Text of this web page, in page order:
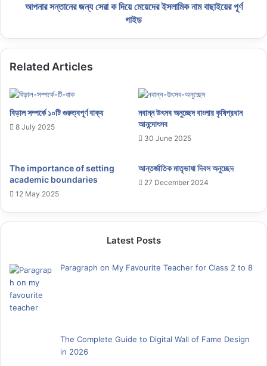
আপনার সন্তানের জন্য সেরা ক দিয়ে মেয়েদের ইসলামিক নাম বাছাইয়ের পূর্ণ
গাইড
Related Articles
বিড়াল সম্পর্কে ১০টি গুরুত্বপূর্ণ বাক্য
8 July 2025
নবান্ন উৎসব অনুচ্ছেদ বাংলার কৃষিপ্রধান
আনন্দোৎসব
30 June 2025
The importance of setting
academic boundaries
12 May 2025
আন্তর্জাতিক মাতৃভাষা দিবস অনুচ্ছেদ
27 December 2024
Latest Posts
Paragraph on My Favourite Teacher for Class 2 to 8
The Complete Guide to Digital Wall of Fame Design
in 2026